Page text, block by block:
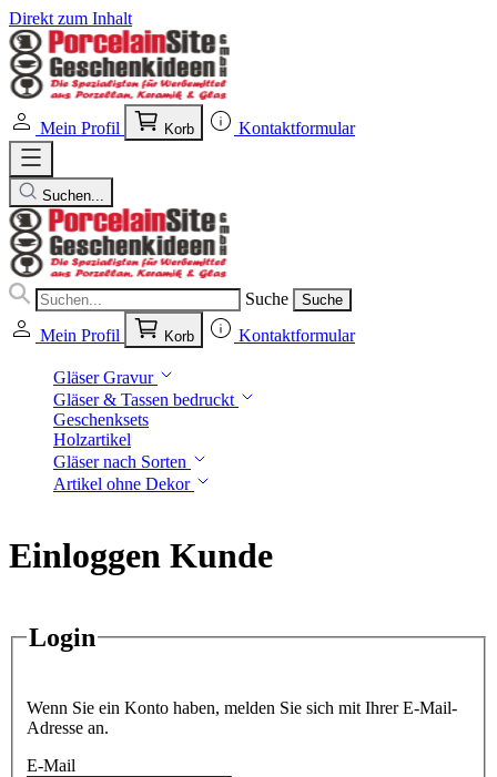
Direkt zum Inhalt
Mein Profil Korb Kontaktformular
Suchen...
Suche Suche
Mein Profil Korb Kontaktformular
Gläser Gravur
Gläser & Tassen bedruckt
Geschenksets
Holzartikel
Gläser nach Sorten
Artikel ohne Dekor
Einloggen Kunde
Login
Wenn Sie ein Konto haben, melden Sie sich mit Ihrer E-Mail-
Adresse an.
E-Mail